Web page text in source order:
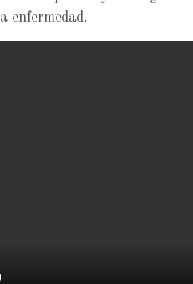
enfermedad.